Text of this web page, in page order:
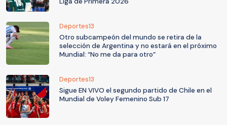
Deportes13
Otro subcampeón del mundo se retira de la
selección de Argentina y no estará en el próximo
Mundial: “No me da para otro”
Deportes13
Sigue EN VIVO el segundo partido de Chile en el
Mundial de Voley Femenino Sub 17